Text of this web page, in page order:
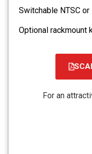
Switchable NTSC
Optional rackmount
For an